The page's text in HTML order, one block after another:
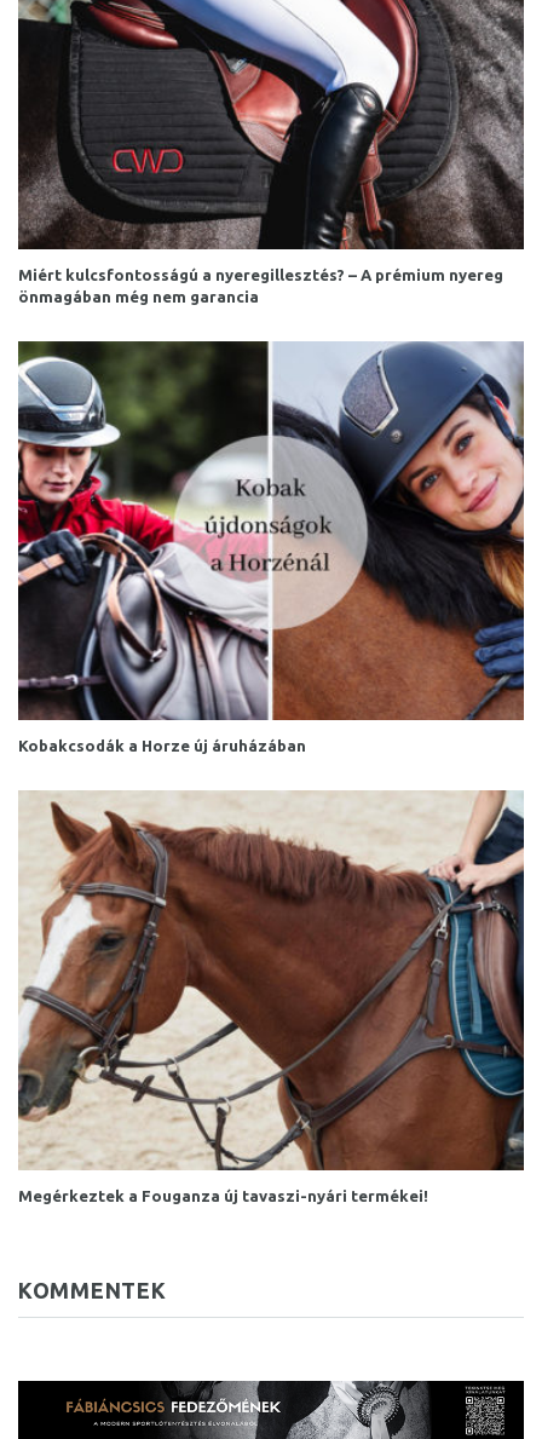
Miért kulcsfontosságú a nyeregillesztés? – A prémium nyereg
önmagában még nem garancia
Kobakcsodák a Horze új áruházában
Megérkeztek a Fouganza új tavaszi-nyári termékei!
KOMMENTEK